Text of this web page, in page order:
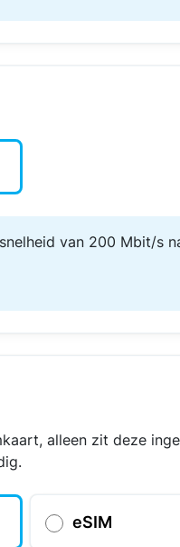
van 200 Mbit/s
alleen zit deze
eSIM